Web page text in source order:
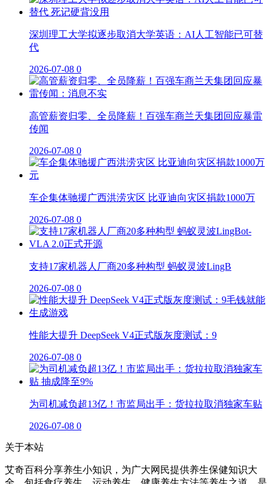
深圳理工大学拟逐步取消大学英语：AI人工智能已可替
代
2026-07-08 0
高管薪资归零、全员降薪！百强车商兰天集团回应暴雷
传闻
2026-07-08 0
车企集体驰援广西洪涝灾区 比亚迪向灾区捐款1000万
2026-07-08 0
支持17家机器人厂商20多种构型 蚂蚁灵波LingB
2026-07-08 0
性能大提升 DeepSeek V4正式版灰度测试：9
2026-07-08 0
为司机减负超13亿！市监局出手：货拉拉取消独家车贴
2026-07-08 0
关于本站
艾奇百科分享养生小知识，为广大网民提供养生保健知识大